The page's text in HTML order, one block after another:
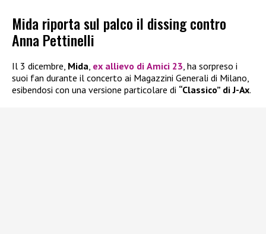
Mida riporta sul palco il dissing contro
Anna Pettinelli
Il 3 dicembre, Mida ex allievo di Amici 23 , ha sorpreso i
suoi fan durante il concerto ai Magazzini Generali di Milano,
esibendosi con una versione particolare di “Classico” di J-Ax.